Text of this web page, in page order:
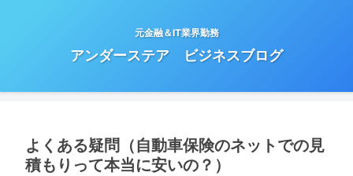
元金融＆IT業界勤務
アンダーステア ビジネスブログ
よくある疑問（自動車保険のネットでの見
積もりって本当に安いの？）